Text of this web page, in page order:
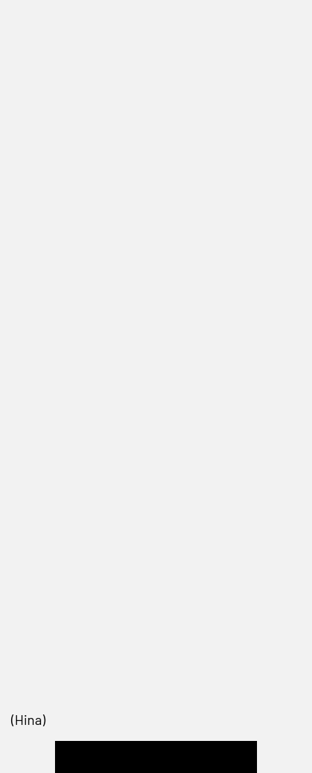
(Hina)